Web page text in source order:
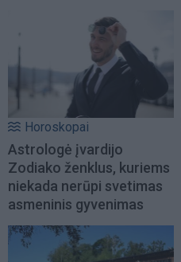
Horoskopai
Astrologė įvardijo
Zodiako ženklus, kuriems
niekada nerūpi svetimas
asmeninis gyvenimas